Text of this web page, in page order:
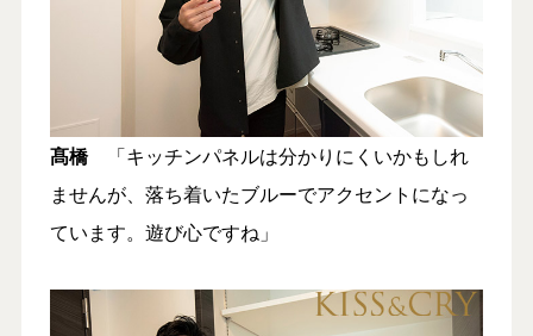
髙橋「キッチンパネルは分かりにくいかもしれ
ませんが、落ち着いたブルーでアクセントになっ
ています。遊び心ですね」